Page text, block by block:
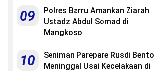
09
Polres Barru Amankan Ziarah
Ustadz Abdul Somad di
Mangkoso
10
Seniman Parepare Rusdi Bento
Meninggal Usai Kecelakaan di